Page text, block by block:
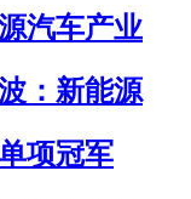
汽车产业
：新能源
项冠军